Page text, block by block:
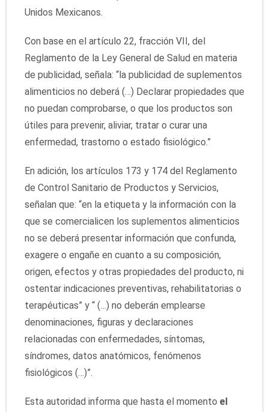
Unidos Mexicanos.
Con base en el artículo 22, fracción VII, del
Reglamento de la Ley General de Salud en materia
de publicidad, señala: “la publicidad de suplementos
alimenticios no deberá (…) Declarar propiedades que
no puedan comprobarse, o que los productos son
útiles para prevenir, aliviar, tratar o curar una
enfermedad, trastorno o estado fisiológico.”
En adición, los artículos 173 y 174 del Reglamento
de Control Sanitario de Productos y Servicios,
señalan que: “en la etiqueta y la información con la
que se comercialicen los suplementos alimenticios
no se deberá presentar información que confunda,
exagere o engañe en cuanto a su composición,
origen, efectos y otras propiedades del producto, ni
ostentar indicaciones preventivas, rehabilitatorias o
terapéuticas” y “ (…) no deberán emplearse
denominaciones, figuras y declaraciones
relacionadas con enfermedades, síntomas,
síndromes, datos anatómicos, fenómenos
fisiológicos (…)”.
Esta autoridad informa que hasta el momento el